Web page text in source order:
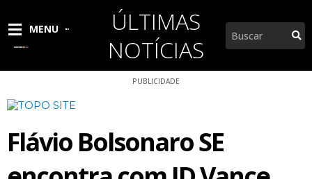
MENU
ÚLTIMAS
NOTÍCIAS
Pesquisar
PUBLICIDADE
Flávio Bolsonaro SE